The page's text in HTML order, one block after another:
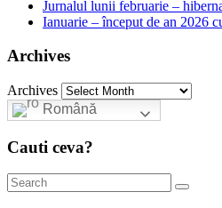
Jurnalul lunii februarie –
Ianuarie – început de an 2026
Archives
Archives
Română
Cauti ceva?